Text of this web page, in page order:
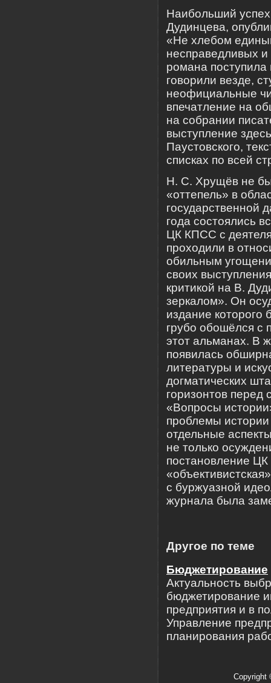
Наибольший
Дудинцева,
«Не хлебом
несправедливых и
романа
говорили везде,
неофициальные
впечатление на
на собрании
выступление
Паустовского,
списках по всей
Н. С. Хрущёв не
«оттепель» в
государственной
года состоялись
ЦК КПСС с
проходили в
обильным
своих
критикой на В.
зеркалом». Он
издание
грубо обошёлся с
этот альманах. В
появилась
литературы и
догматических
горизонтов перед
«Вопросы
проблемы истории
отдельные
не только
постановление
с буржуазной
журнала была
Другое по теме
Бюджетирование
Актуальность
бюджетирование
предприятия и в
Управление
планирования
Copyright